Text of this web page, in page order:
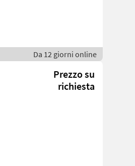
Da 12 giorni online
Prezzo su
richiesta